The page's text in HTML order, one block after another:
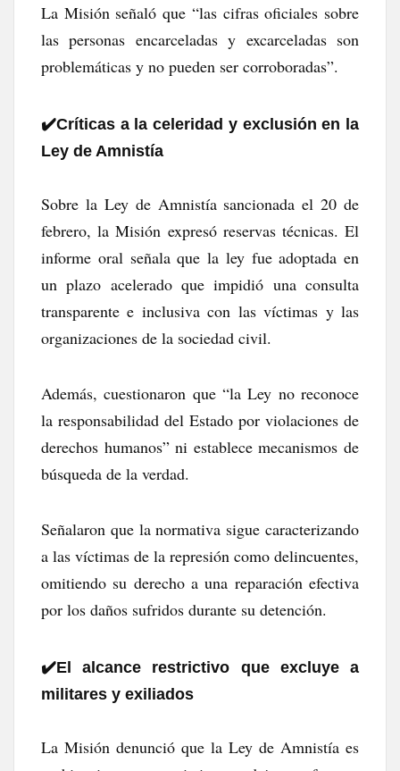
La Misión señaló que “las cifras oficiales sobre
las personas encarceladas y excarceladas son
problemáticas y no pueden ser corroboradas”.
✔️​Críticas a la celeridad y exclusión en la
Ley de Amnistía
Sobre la Ley de Amnistía sancionada el 20 de
febrero, la Misión expresó reservas técnicas. El
informe oral señala que la ley fue adoptada en
un plazo acelerado que impidió una consulta
transparente e inclusiva con las víctimas y las
organizaciones de la sociedad civil.
Además, cuestionaron que “la Ley no reconoce
la responsabilidad del Estado por violaciones de
derechos humanos” ni establece mecanismos de
búsqueda de la verdad.
Señalaron que la normativa sigue caracterizando
a las víctimas de la represión como delincuentes,
omitiendo su derecho a una reparación efectiva
por los daños sufridos durante su detención.
✔️​El alcance restrictivo que excluye a
militares y exiliados
La Misión denunció que la Ley de Amnistía es